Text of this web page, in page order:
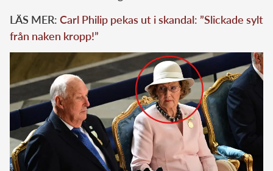
LÄS MER: Carl Philip pekas ut i skandal: ”Slickade sylt
från naken kropp!”